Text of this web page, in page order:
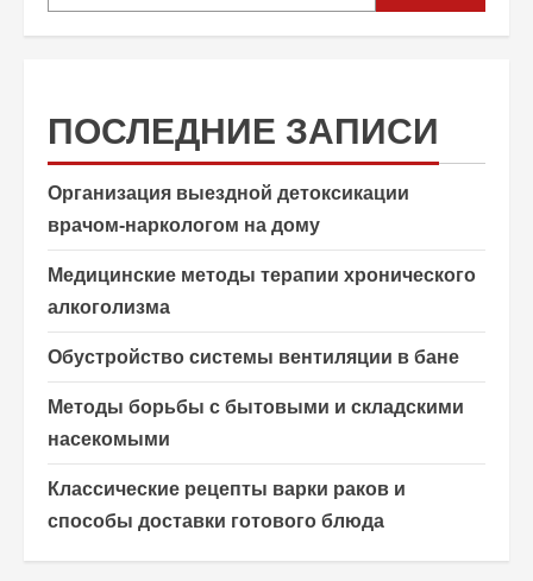
ПОСЛЕДНИЕ ЗАПИСИ
Организация выездной детоксикации
врачом-наркологом на дому
Медицинские методы терапии хронического
алкоголизма
Обустройство системы вентиляции в бане
Методы борьбы с бытовыми и складскими
насекомыми
Классические рецепты варки раков и
способы доставки готового блюда